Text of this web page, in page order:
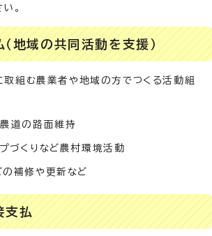
。
地域の共同活動を支援）
取組む農業者や地域の方でつくる活動組
道の路面維持
づくりなど農村環境活動
補修や更新など
支払